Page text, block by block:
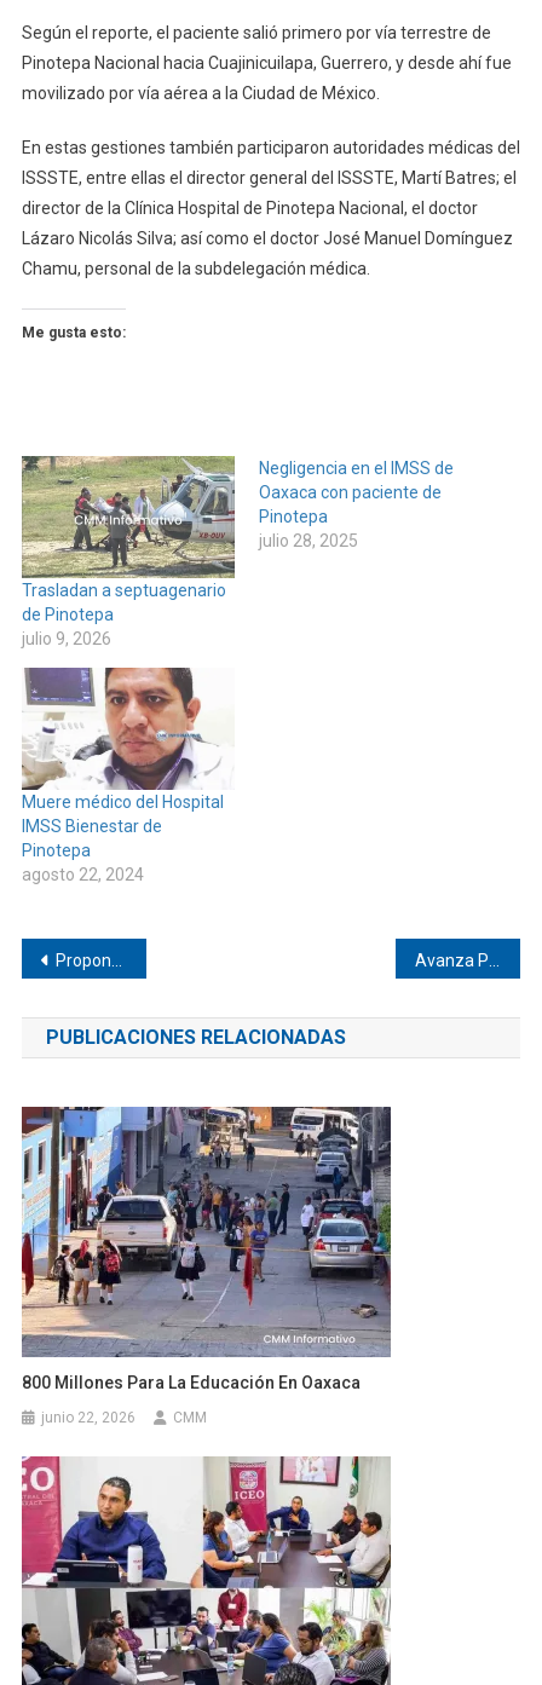
Según el reporte, el paciente salió primero por vía terrestre de
Pinotepa Nacional hacia Cuajinicuilapa, Guerrero, y desde ahí fue
movilizado por vía aérea a la Ciudad de México.
En estas gestiones también participaron autoridades médicas del
ISSSTE, entre ellas el director general del ISSSTE, Martí Batres; el
director de la Clínica Hospital de Pinotepa Nacional, el doctor
Lázaro Nicolás Silva; así como el doctor José Manuel Domínguez
Chamu, personal de la subdelegación médica.
Me gusta esto:
Trasladan a septuagenario
de Pinotepa
julio 9, 2026
Negligencia en el IMSS de
Oaxaca con paciente de
Pinotepa
julio 28, 2025
Muere médico del Hospital
IMSS Bienestar de
Pinotepa
agosto 22, 2024
Navegación
de
entradas
Proponen cárcel por “discriminación cultural” en Oaxaca
PUBLICACIONES RELACIONADAS
800 Millones Para La Educación En Oaxaca
junio 22, 2026 CMM